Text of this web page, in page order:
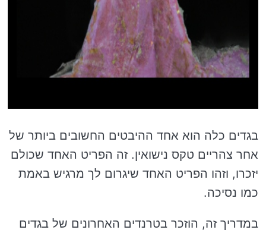
בגדים כלה הוא אחד ההיבטים החשובים ביותר של
אחר צהריים טקס נישואין. זה הפריט האחד שכולם
יזכרו, וזהו הפריט האחד שיגרום לך מרגיש באמת
כמו נסיכה.
במדריך זה, הוזכר בטרנדים האחרונים של בגדים